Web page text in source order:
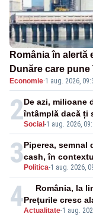
România în alertă
Dunăre care
cunoscută de pe
Economie·1 aug. 2026,
2Social -1 aug. 2026,
De azi, milioane
întâmplă dacă ți
3 Politica-1 aug. 2026,
Piperea, semnal
cash, în
4Actualitate-1 aug.
România, la
Prețurile cresc